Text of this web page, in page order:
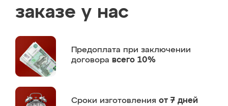
заказе у нас
Предоплата при заключении
договора всего 10%
Сроки изготовления от 7 дней